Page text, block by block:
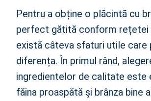
Pentru a obține o plăcintă cu
perfect gătită conform rețetei
există câteva sfaturi utile care
diferența. În primul rând,
ingredientelor de calitate este
făina proaspătă și brânza bine